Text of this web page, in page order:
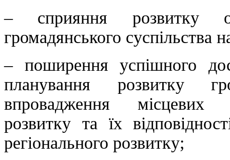
– сприяння розвитку
громадянського суспільства
– поширення успішного
планування розвитку
впровадження місцевих
розвитку та їх
регіонального розвитку;